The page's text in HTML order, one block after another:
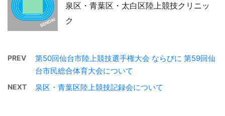
泉区・青葉区・太白区陸上競技クリニッ
ク
PREV
第50回仙台市陸上競技選手権大会 ならびに 第59回仙
台市民総合体育大会について
NEXT 泉区・青葉区陸上競技記録会について